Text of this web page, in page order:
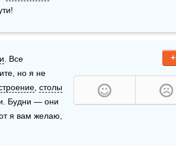
. Все
но я не
столы
Будни — они
я вам желаю,